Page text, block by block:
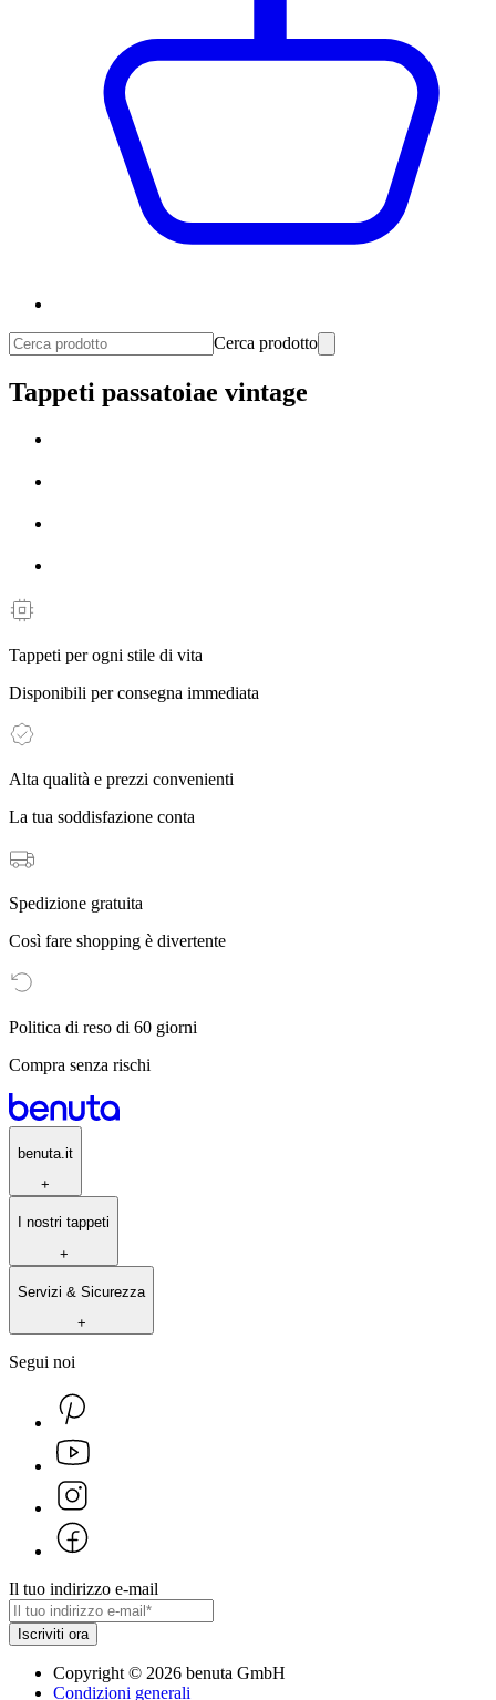
Cerca prodotto
Tappeti passatoiae vintage
Tappeti per ogni stile di vita
Disponibili per consegna immediata
Alta qualità e prezzi convenienti
La tua soddisfazione conta
Spedizione gratuita
Così fare shopping è divertente
Politica di reso di 60 giorni
Compra senza rischi
benuta.it
+
I nostri tappeti
+
Servizi & Sicurezza
+
Segui noi
Il tuo indirizzo e-mail
Iscriviti ora
Copyright© 2026 benuta GmbH
Condizioni generali